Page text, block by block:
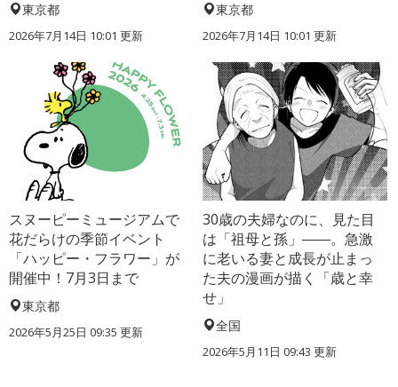
東京都
2026年7月14日 10:01 更新
東京都
2026年7月14日 10:01 更新
スヌーピーミュージアムで
花だらけの季節イベント
「ハッピー・フラワー」が
開催中！7月3日まで
東京都
2026年5月25日 09:35 更新
30歳の夫婦なのに、見た目
は「祖母と孫」――。急激
に老いる妻と成長が止まっ
た夫の漫画が描く「歳と幸
せ」
全国
2026年5月11日 09:43 更新